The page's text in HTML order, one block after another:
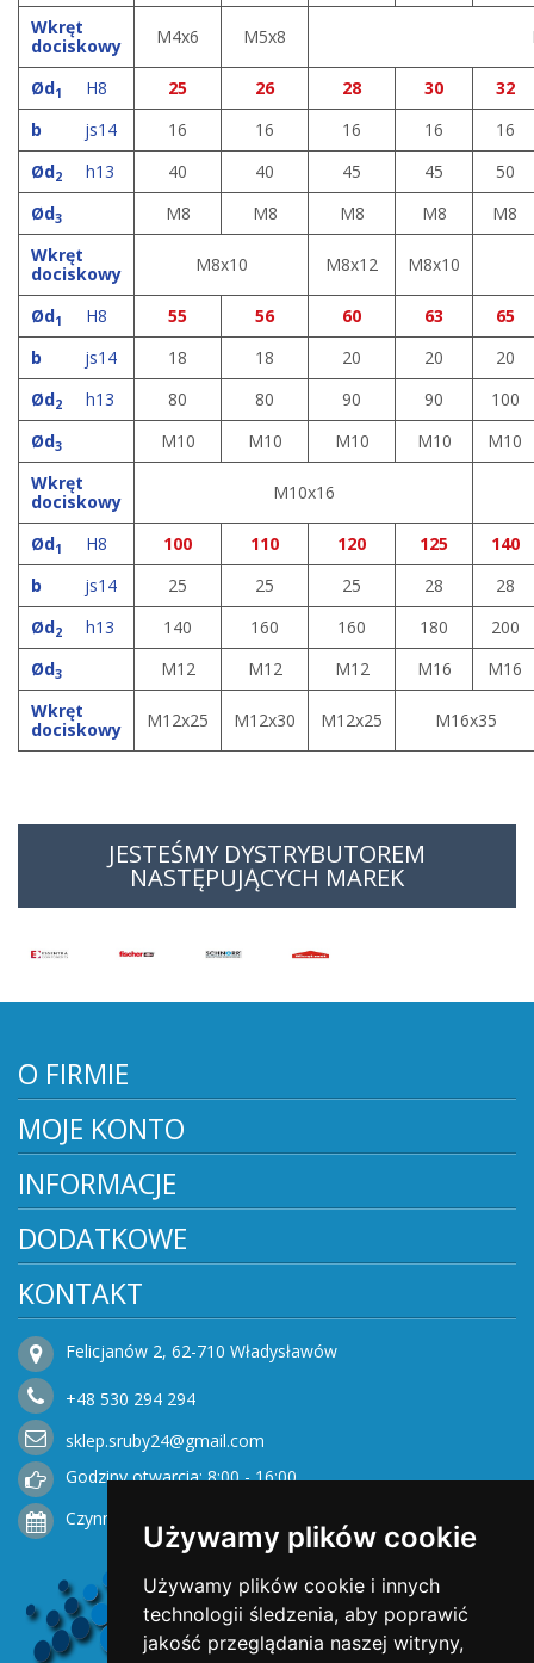
Używamy plików cookie
Używamy plików cookie i innych
technologii śledzenia, aby poprawić
jakość przeglądania naszej witryny,
Wkręt
dociskowy
M4x6 M5x8
Ød1 H8 25 26 28 30
32
b js14 16 16 16 16
16
Ød2 h13 40 40 45 45
50
Ød3 M8 M8 M8 M8
M8
Wkręt
dociskowy
M8x10 M8x12 M8x10
Ød1 H8 55 56 60 63
65
b js14 18 18 20 20
20
Ød2 h13 80 80 90 90
100
Ød3 M10 M10 M10 M10
M10
Wkręt
dociskowy
M10x16
Ød1 H8 100 110 120 125
140
b js14 25 25 25 28
28
Ød2 h13 140 160 160 180
200
Ød3 M12 M12 M12 M16
M16
Wkręt
dociskowy
M12x25 M12x30 M12x25 M16x35
JESTEŚMY DYSTRYBUTOREM
NASTĘPUJĄCYCH MAREK
O FIRMIE
MOJE KONTO
INFORMACJE
DODATKOWE
KONTAKT
Felicjanów 2, 62-710 Władysławów
+48 530 294 294
sklep.sruby24@gmail.com
Godziny otwarcia: 8:00 - 16:00
Czynne od Poniedziałku do Piątku